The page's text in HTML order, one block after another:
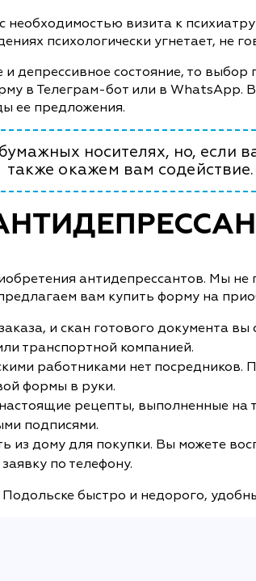
визита к
психологически угнетает, не
депрессивное состояние, то
в Телеграм-бот или в WhatsApp.
ее предложения.
носителях, но, если
также окажем вам содействие.
антидепрессантов. Мы
вам купить форму на
и скан готового документа
транспортной компанией.
работниками нет посредников.
формы в руки.
рецепты, выполненные на
подписями.
из дому для покупки. Вы можете
по телефону.
быстро и недорого,